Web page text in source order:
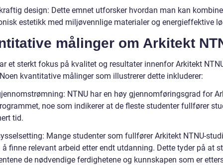
design: Dette emnet utforsker hvordan man kan
estetikk med miljøvennlige materialer og energieffektive
målinger om Arkitekt
et sterkt fokus på kvalitet og resultater innenfor Arkitekt
kvantitative målinger som illustrerer dette inkluderer:
NTNU har en høy gjennomføringsgrad for
noe som indikerer at de fleste studenter fullfører
tid.
Mange studenter som fullfører Arkitekt NTNU-
finne relevant arbeid etter endt utdanning. Dette tyder på at
de nødvendige ferdighetene og kunnskapen som er